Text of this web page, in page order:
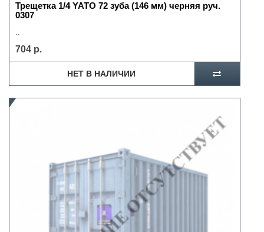
Трещетка 1/4 YATO 72 зуба (146 мм) черняя руч.
0307
704 р.
НЕТ В НАЛИЧИИ